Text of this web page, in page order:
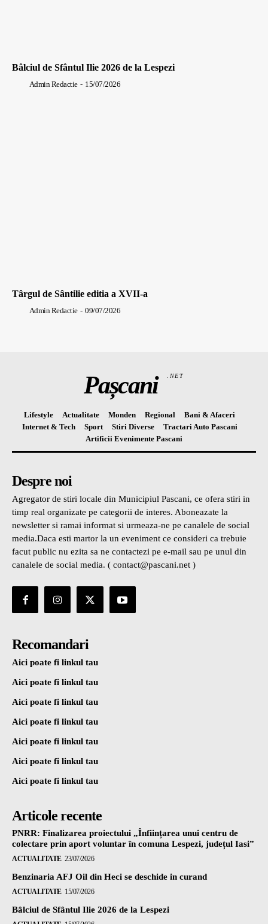
Bâlciul de Sfântul Ilie 2026 de la Lespezi
Admin Redactie - 15/07/2026
Târgul de Sântilie editia a XVII-a
Admin Redactie - 09/07/2026
Pașcani .NET
Lifestyle Actualitate Monden Regional
Bani & Afaceri
Internet & Tech
Sport Stiri Diverse
Tractari Auto Pascani
Artificii Evenimente Pascani
Despre noi
Agregator de stiri locale din Municipiul Pascani, ce ofera stiri in
timp real organizate pe categorii de interes. Aboneazate la
newsletter si ramai informat si urmeaza-ne pe canalele de social
media.Daca esti martor la un eveniment ce consideri ca trebuie
facut public nu ezita sa ne contactezi pe e-mail sau pe unul din
canalele de social media. ( contact@pascani.net )
Recomandari
Aici poate fi linkul tau
Aici poate fi linkul tau
Aici poate fi linkul tau
Aici poate fi linkul tau
Aici poate fi linkul tau
Aici poate fi linkul tau
Aici poate fi linkul tau
Articole recente
PNRR: Finalizarea proiectului „Înființarea unui centru de
colectare prin aport voluntar în comuna Lespezi, județul Iasi”
ACTUALITATE 23/07/2026
Benzinaria AFJ Oil din Heci se deschide in curand
ACTUALITATE 15/07/2026
Bâlciul de Sfântul Ilie 2026 de la Lespezi